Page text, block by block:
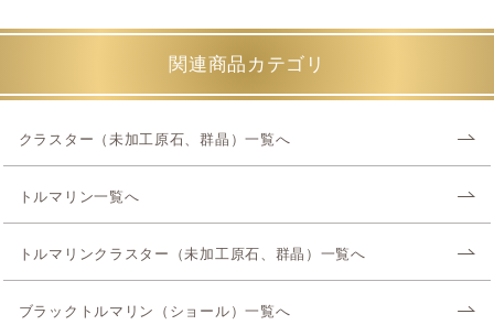
関連商品カテゴリ
クラスター（未加工原石、群晶）一覧へ
トルマリン一覧へ
トルマリンクラスター（未加工原石、群晶）一覧へ
ブラックトルマリン（ショール）一覧へ